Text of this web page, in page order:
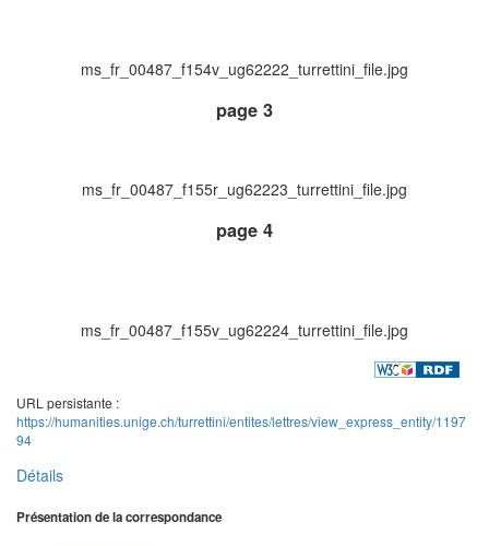
ms_fr_00487_f154v_ug62222_turrettini_file.jpg
page 3
ms_fr_00487_f155r_ug62223_turrettini_file.jpg
page 4
ms_fr_00487_f155v_ug62224_turrettini_file.jpg
URL persistante :
https://humanities.unige.ch/turrettini/entites/lettres/view_express_entity/1197
94
Détails
Présentation de la correspondance